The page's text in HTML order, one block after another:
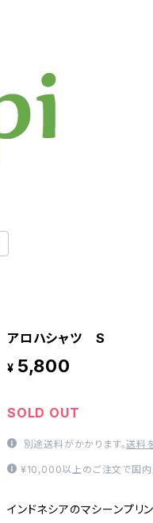
アロハシャツ S
¥ 5,800
SOLD OUT
別途送料がかかります。送料
¥10,000以上のご注文で国内
インドネシアのマシーンプリ